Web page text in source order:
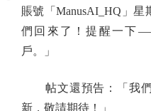
賬號「ManusAI_HQ」
們回來了！提醒一下
戶。」
帖文還預告：「我們
新，敬請期待！」